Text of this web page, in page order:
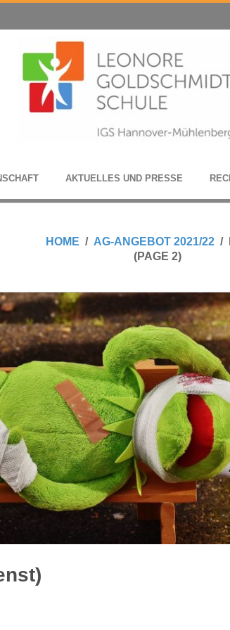
AKTU­EL­LES UND PRESSE
HOME AG-ANGEBOT 2021/22
(PAGE 2)